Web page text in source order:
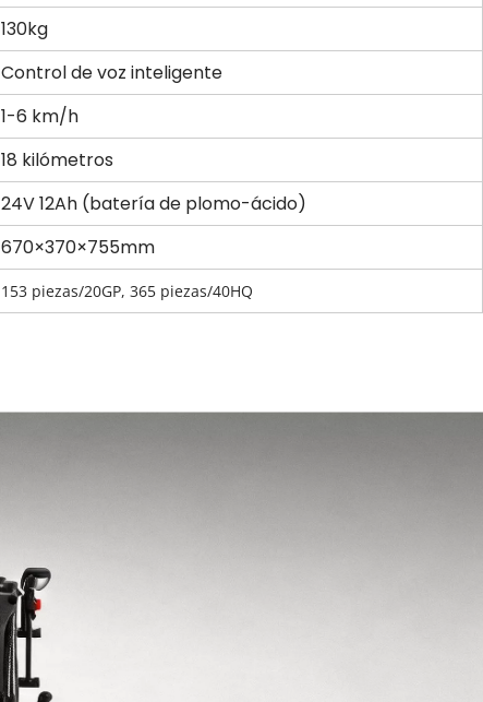
130kg
Control de voz inteligente
1-6 km/h
18 kilómetros
24V 12Ah (batería de plomo-ácido)
670×370×755mm
153 piezas/20GP, 365 piezas/40HQ